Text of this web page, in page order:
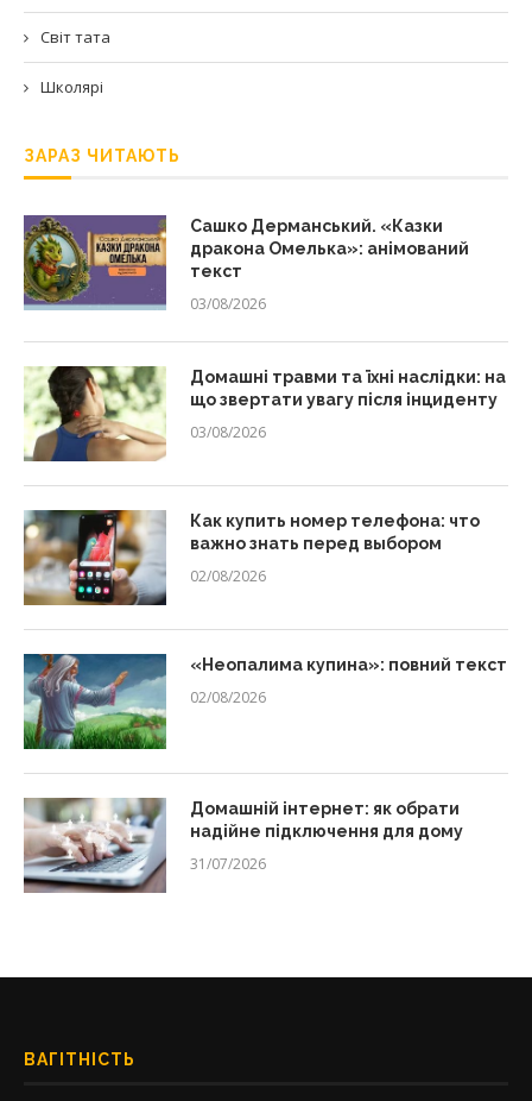
Світ тата
Школярі
ЗАРАЗ ЧИТАЮТЬ
Сашко Дерманський. «Казки
дракона Омелька»: анімований
текст
03/08/2026
Домашні травми та їхні наслідки: на
що звертати увагу після інциденту
03/08/2026
Как купить номер телефона: что
важно знать перед выбором
02/08/2026
«Неопалима купина»: повний текст
02/08/2026
Домашній інтернет: як обрати
надійне підключення для дому
31/07/2026
ВАГІТНІСТЬ